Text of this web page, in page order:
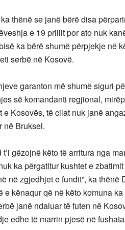
thënë se janë bërë disa
e 19 prillit por ato nuk
ka bërë shumë përpjekje në
serbë në Kosovë.
garanton më shumë siguri
së komandanti regjional,
Kosovës, të cilat nuk janë
në Bruksel.
gëzojnë këto të arritura nga
ka përgatitur kushtet e
në zgjedhjet e fundit”, ka thënë
e kënaqur që në këto komuna
janë ndaluar të futen në
edhe të marrin pjesë në